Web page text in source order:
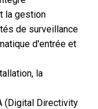
la gestion
de surveillance
d'entrée et
la
(Digital Directivity